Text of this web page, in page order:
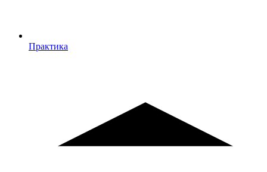
Практика
Практика